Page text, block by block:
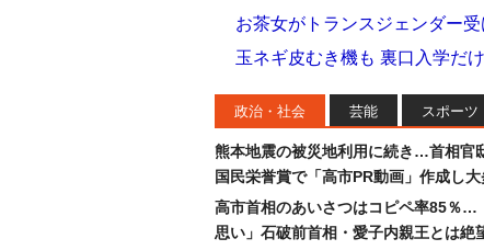
お茶女がトランスジェンダー
玉ネギ皮むき機も 裏口入学だ
政治・社会 芸能 スポーツ
熊本地震の被災地利用に続き…首相官
国民栄誉賞で「高市PR動画」作成し大
高市首相のあいさつはコピペ率85％…
思い」石破前首相・愛子内親王とは絶